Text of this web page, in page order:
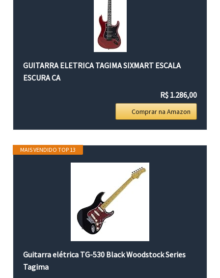
GUITARRA ELETRICA TAGIMA SIXMART ESCALA
ESCURA CA
R$ 1.286,00
Comprar na Amazon
MAIS VENDIDO TOP 13
Guitarra elétrica TG-530 Black Woodstock Series
Tagima